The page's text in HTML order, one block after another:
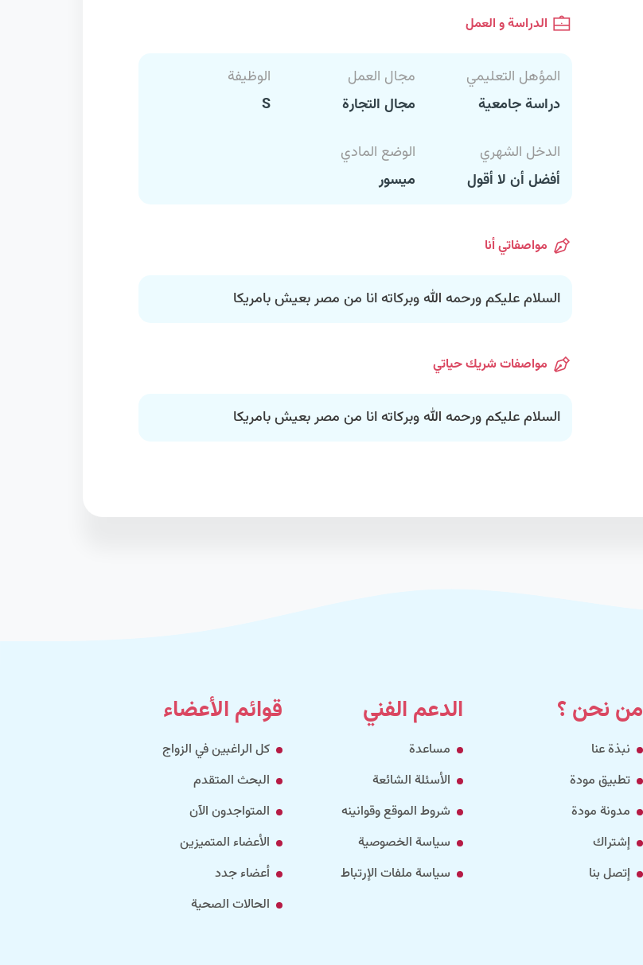
الدراسة و العمل
المؤهل التعليمي
دراسة جامعية
مجال العمل
مجال التجارة
الوظيفة
S
الدخل الشهري
أفضل أن لا أقول
الوضع المادي
ميسور
مواصفاتي أنا
السلام عليكم ورحمه الله وبركاته انا من مصر بعيش بامريكا
مواصفات شريك حياتي
السلام عليكم ورحمه الله وبركاته انا من مصر بعيش بامريكا
من نحن ؟
نبذة عنا
تطبيق مودة
مدونة مودة
إشتراك
إتصل بنا
الدعم الفني
مساعدة
الأسئلة الشائعة
شروط الموقع وقوانينه
سياسة الخصوصية
سياسة ملفات الإرتباط
قوائم الأعضاء
كل الراغبين في الزواج
البحث المتقدم
المتواجدون الآن
الأعضاء المتميزين
أعضاء جدد
الحالات الصحية